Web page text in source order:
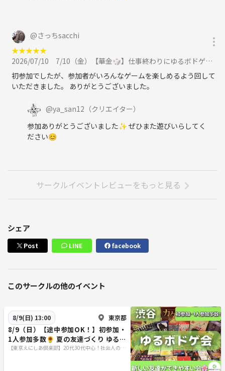
@さっちsacchi
★★★★★
2026/07/10
7/10（金）【華金🎲】仕事終わりにゆるボドゲ会☕️ 初参加・1人参加多数🌻に参加
初参加でしたが、参加者がいろんなゲームを楽しめるよう回して
いただきました。 ありがとうございました。
@ya_san12 （クリエイター）
参加ありがとうございました✨ ぜひまた遊びいらしてく
ださい😊
サークルイベントレビューをもっと見る
シェア
Post LINE facebook
このサークルの他のイベント
8/9(日) 13:00 東京都
8/9（日）【途中参加OK！】初参加・
1人参加多数🌻 夏の友達づくり ゆるボ
ドゲ会🎲
【東京えにしあ倶楽部】20代30代中心！社会人のた